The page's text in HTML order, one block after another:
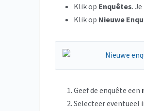
Klik op Enquêtes.
Klik op Nieuwe
Geef de enquête een
Selecteer eventueel